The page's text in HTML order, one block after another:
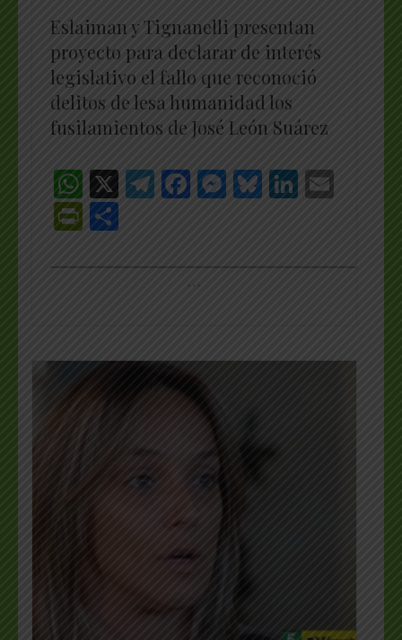
Eslaiman y Tignanelli presentan
proyecto para declarar de interés
legislativo el fallo que reconoció
delitos de lesa humanidad los
fusilamientos de José León Suárez
WhatsApp
X Telegram
Facebook
Messenger
Bluesky
PrintFriendly
…